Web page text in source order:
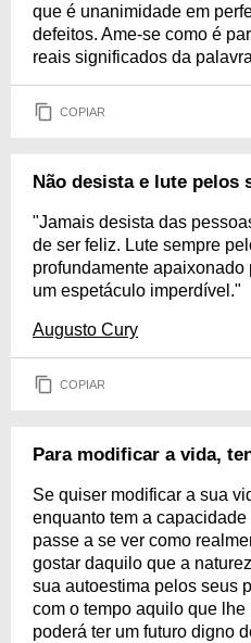
que é unanimidade em
defeitos. Ame-se como é
reais significados da
COPIAR
Não desista e lute pelos
"Jamais desista das
de ser feliz. Lute sempre
profundamente
um espetáculo imperdível."
Augusto Cury
COPIAR
Para modificar a vida,
Se quiser modificar a sua
enquanto tem a
passe a se ver como
gostar daquilo que a
sua autoestima pelos seus
com o tempo aquilo que
poderá ter um futuro digno